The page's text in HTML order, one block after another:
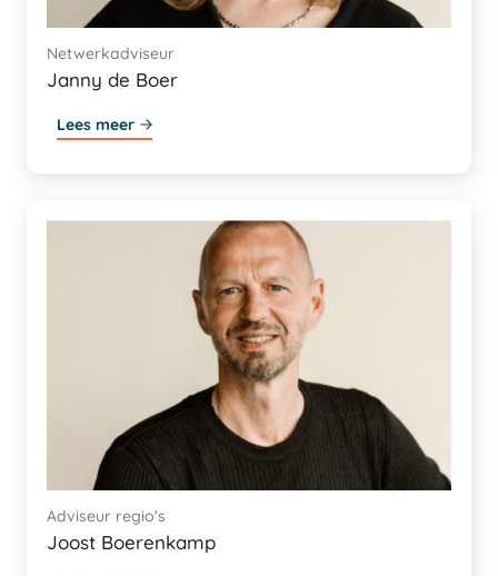
Janny de Boer
Netwerkadviseur
Lees meer
Joost Boerenkamp
Adviseur regio's